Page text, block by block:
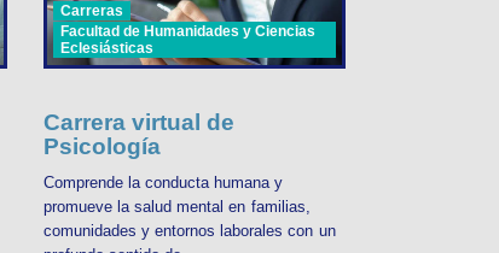
Carreras
Facultad de Humanidades y Ciencias
Eclesiásticas
Carrera virtual de
Psicología
Comprende la conducta humana y
promueve la salud mental en familias,
comunidades y entornos laborales con un